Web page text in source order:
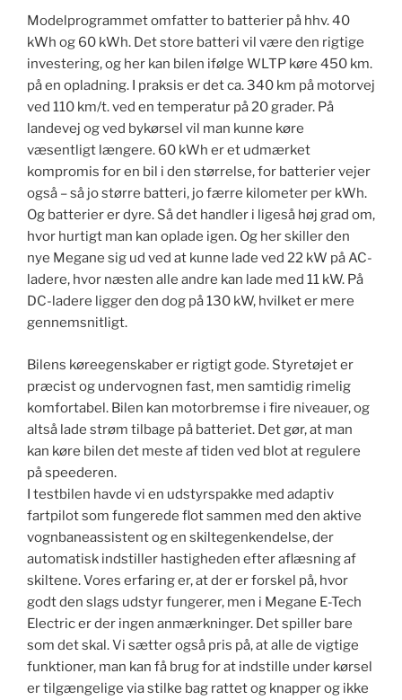
Modelprogrammet omfatter to batterier på hhv. 40
kWh og 60 kWh. Det store batteri vil være den rigtige
investering, og her kan bilen ifølge WLTP køre 450 km.
på en opladning. I praksis er det ca. 340 km på motorvej
ved 110 km/t. ved en temperatur på 20 grader. På
landevej og ved bykørsel vil man kunne køre
væsentligt længere. 60 kWh er et udmærket
kompromis for en bil i den størrelse, for batterier vejer
også – så jo større batteri, jo færre kilometer per kWh.
Og batterier er dyre. Så det handler i ligeså høj grad om,
hvor hurtigt man kan oplade igen. Og her skiller den
nye Megane sig ud ved at kunne lade ved 22 kW på AC-
ladere, hvor næsten alle andre kan lade med 11 kW. På
DC-ladere ligger den dog på 130 kW, hvilket er mere
gennemsnitligt.
Bilens køreegenskaber er rigtigt gode. Styretøjet er
præcist og undervognen fast, men samtidig rimelig
komfortabel. Bilen kan motorbremse i fire niveauer, og
altså lade strøm tilbage på batteriet. Det gør, at man
kan køre bilen det meste af tiden ved blot at regulere
på speederen.
I testbilen havde vi en udstyrspakke med adaptiv
fartpilot som fungerede flot sammen med den aktive
vognbaneassistent og en skiltegenkendelse, der
automatisk indstiller hastigheden efter aflæsning af
skiltene. Vores erfaring er, at der er forskel på, hvor
godt den slags udstyr fungerer, men i Megane E-Tech
Electric er der ingen anmærkninger. Det spiller bare
som det skal. Vi sætter også pris på, at alle de vigtige
funktioner, man kan få brug for at indstille under kørsel
er tilgængelige via stilke bag rattet og knapper og ikke